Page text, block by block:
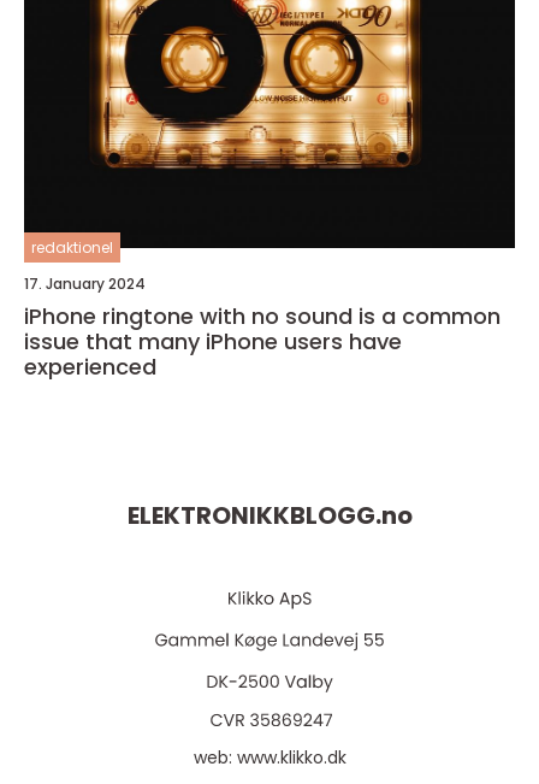
redaktionel
17. January 2024
iPhone ringtone with no sound is a common
issue that many iPhone users have
experienced
ELEKTRONIKKBLOGG.no
web: www.klikko.dk